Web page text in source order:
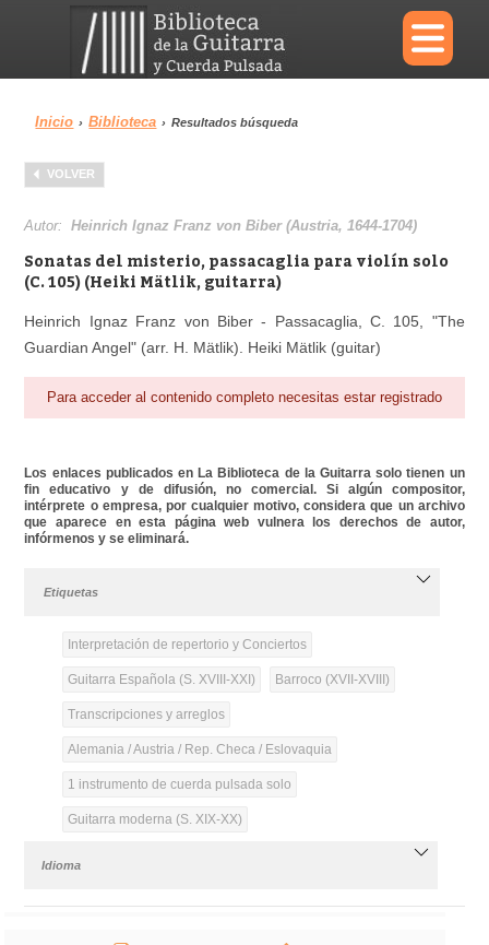
×
Menu
Biblioteca Diccionario
Área personal Reproductor
Inicio › Biblioteca › Resultados búsqueda
VOLVER
Autor:Heinrich Ignaz Franz von Biber (Austria, 1644-1704)
Sonatas del misterio, passacaglia para violín solo
(C. 105) (Heiki Mätlik, guitarra)
Heinrich Ignaz Franz von Biber - Passacaglia, C. 105, "The
Guardian Angel" (arr. H. Mätlik). Heiki Mätlik (guitar)
Para acceder al contenido completo necesitas estar registrado
Los enlaces publicados en La Biblioteca de la Guitarra solo tienen un
fin educativo y de difusión, no comercial. Si algún compositor,
intérprete o empresa, por cualquier motivo, considera que un archivo
que aparece en esta página web vulnera los derechos de autor,
infórmenos y se eliminará.
Etiquetas
Interpretación de repertorio y Conciertos
Guitarra Española (S. XVIII-XXI) Barroco (XVII-XVIII)
Transcripciones y arreglos
Alemania / Austria / Rep. Checa / Eslovaquia
1 instrumento de cuerda pulsada solo
Guitarra moderna (S. XIX-XX)
Idioma